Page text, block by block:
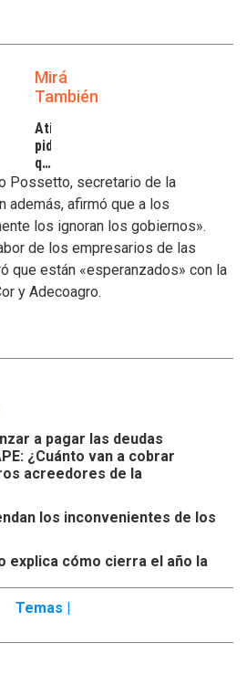
Mirá
También
Atilra
pide
que
se
atiendan
inconvenientes
de
los
tamberos
Possetto, secretario de la
además, afirmó que a los
los ignoran los gobiernos».
de los empresarios de las
que están «esperanzados» con la
y Adecoagro.
a pagar las deudas
¿Cuánto van a cobrar
acreedores de la
los inconvenientes de los
explica cómo cierra el año la
Temas |